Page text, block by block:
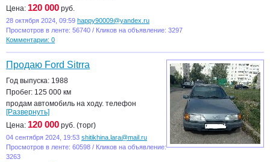
Цена: 120 000 руб.
28 октября 2024, 09:59 happy90009@yandex.ru
Просмотров в ленте: 56740 / Кликов на объявление: 3297
Комментарии: 0
Продаю Ford Sitrra
Год выпуска: 1988
Пробег: 125 000 км
продам автомобиль на ходу. телефон
[Развернуть]
Цена: 120 000 руб. (торг)
04 сентября 2024, 19:53 shitikhina.lara@mail.ru
Просмотров в ленте: 60598 / Кликов на объявление:
3263